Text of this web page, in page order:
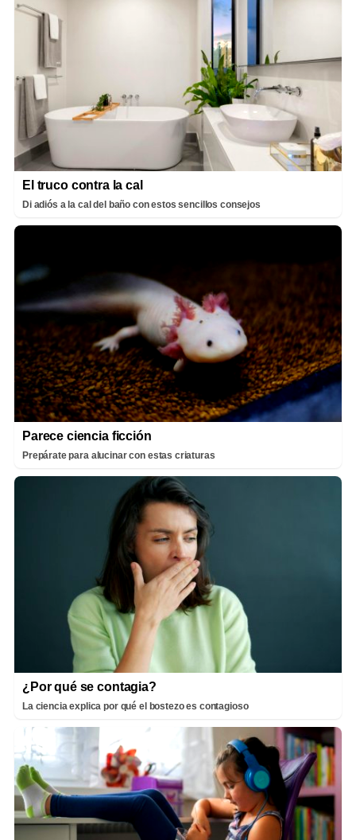
El truco contra la cal
Di adiós a la cal del baño con estos sencillos consejos
Parece ciencia ficción
Prepárate para alucinar con estas criaturas
¿Por qué se contagia?
La ciencia explica por qué el bostezo es contagioso